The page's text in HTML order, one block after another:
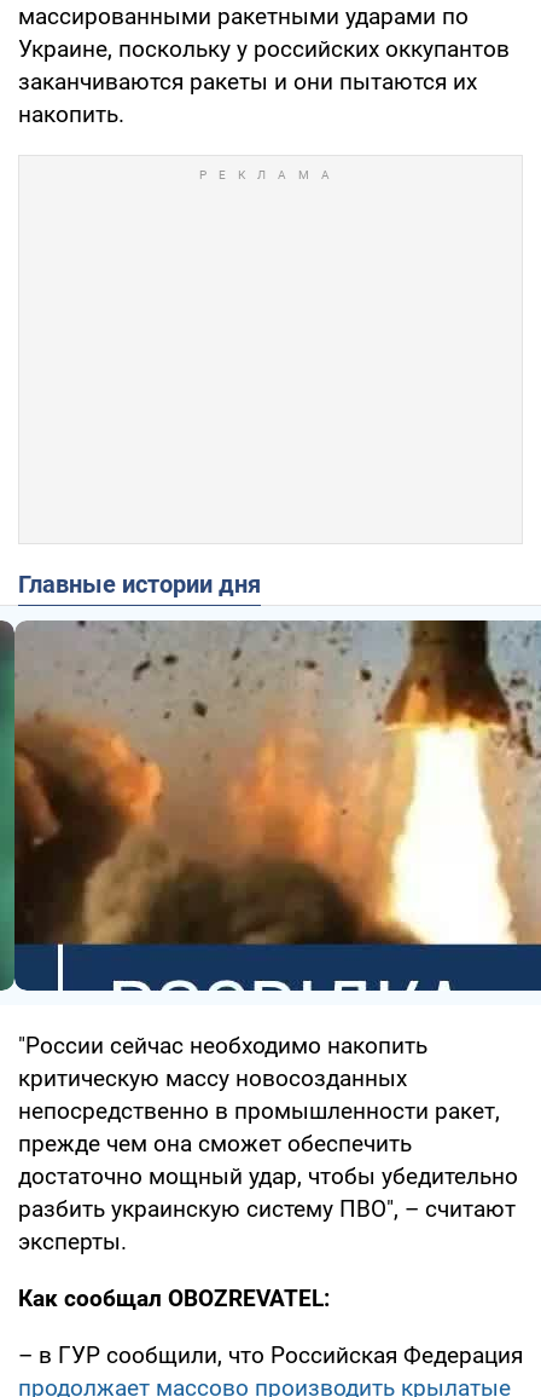
массированными ракетными ударами по
Украине, поскольку у российских оккупантов
заканчиваются ракеты и они пытаются их
накопить.
Главные истории дня
"России сейчас необходимо накопить
критическую массу новосозданных
непосредственно в промышленности ракет,
прежде чем она сможет обеспечить
достаточно мощный удар, чтобы убедительно
разбить украинскую систему ПВО", – считают
эксперты.
Как сообщал OBOZREVATEL:
– в ГУР сообщили, что Российская Федерация
продолжает массово производить крылатые